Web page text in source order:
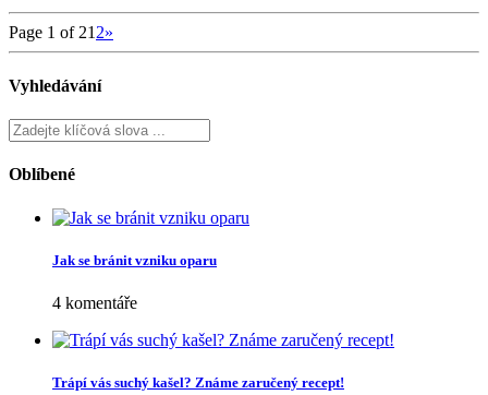
Page 1 of 21 2»
Vyhledávání
Oblíbené
Jak se bránit vzniku oparu
4 komentáře
Trápí vás suchý kašel? Známe zaručený recept!